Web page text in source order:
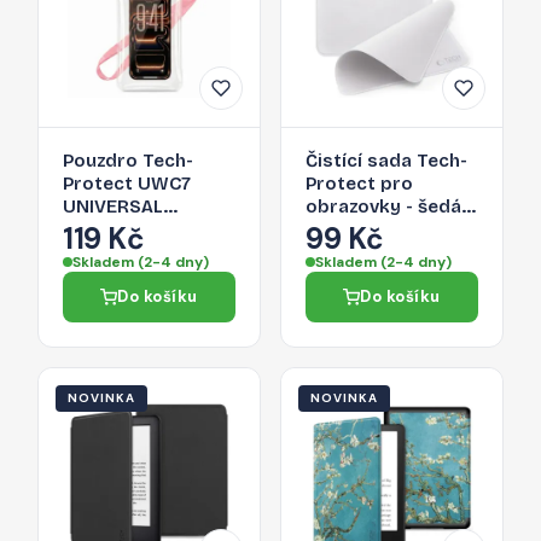
Pouzdro Tech-
Protect UWC7
UNIVERSAL
WATERPROOF
CASE pro zařízení
do 6,9" - růžová
119 Kč
Skladem (2-4 dny)
Do košíku
Čistící sada Tech-
Protect pro
obrazovky - šedá
(2 ks)
99 Kč
Skladem (2-4 dny)
Do košíku
NOVINKA NOVINKA